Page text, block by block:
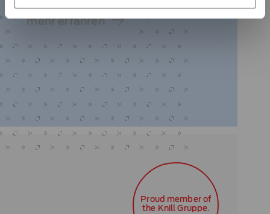
mehr erfahren
Proud member of
the Knill Gruppe.